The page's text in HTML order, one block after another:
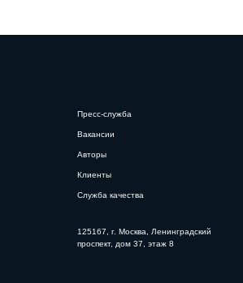
Пресс-служба
Вакансии
Авторы
Клиенты
Служба качества
125167, г. Москва, Ленинградский
проспект, дом 37, этаж 8